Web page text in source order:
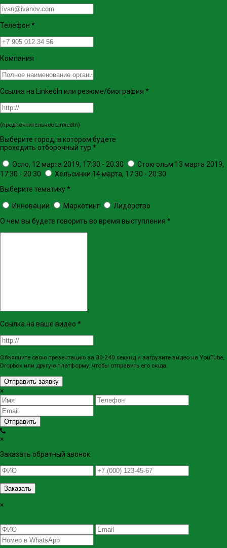
Телефон *
Компания
Ссылка на LinkedIn или резюме/биография *
(предпочтительнее LinkedIn)
Выберите город, в котором будете
проходить отборочный тур *
Осло, 12 марта 2019, 17:30 - 20:30
Стокгольм 13 марта 2019,
17:30 - 20:30
Хельсинки 14 марта, 17:30 - 20:30
Выберите тематику*
Инновации Маркетинг
Лидерство
О чем вы будете говорить во время выступления *
Ссылка на ваше видео *
Объясните свою презентацию за 30-240 секунд и загрузите видео на YouTube,
Dropbox или другую платформу, чтобы отправить его сюда.
Отправить заявку
×
Отправить
×
Заказать обратный звонок
Заказать
×